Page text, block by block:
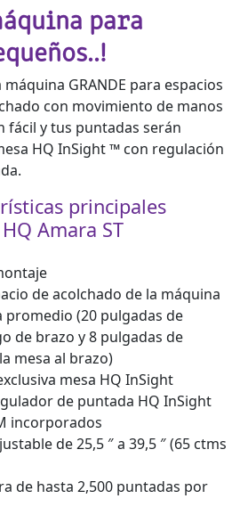
para
máquina GRANDE para espacios
con movimiento de manos
fácil y tus puntadas serán
HQ InSight ™ con regulación
principales
Amara ST
de acolchado de la máquina
promedio (20 pulgadas de
de brazo y 8 pulgadas de
mesa al brazo)
mesa HQ InSight
de puntada HQ InSight
incorporados
de 25,5 ″ a 39,5 ″ (65 ctms
de hasta 2,500 puntadas por